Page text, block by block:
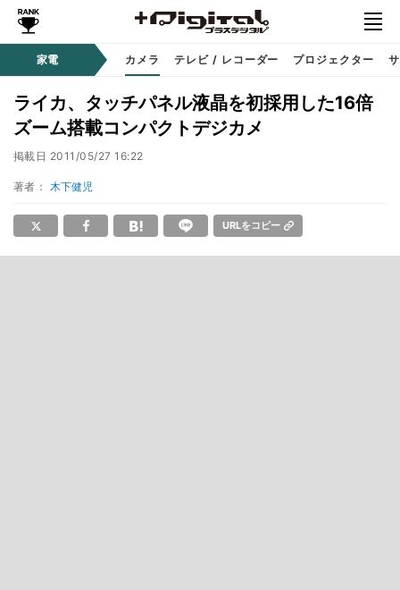
家電 カメラ テレビ / レコーダー プロジェクター
ライカ、タッチパネル液晶を初採用した16倍
ズーム搭載コンパクトデジカメ
掲載日 2011/05/27 16:22
著者： 木下健児
URLをコピー